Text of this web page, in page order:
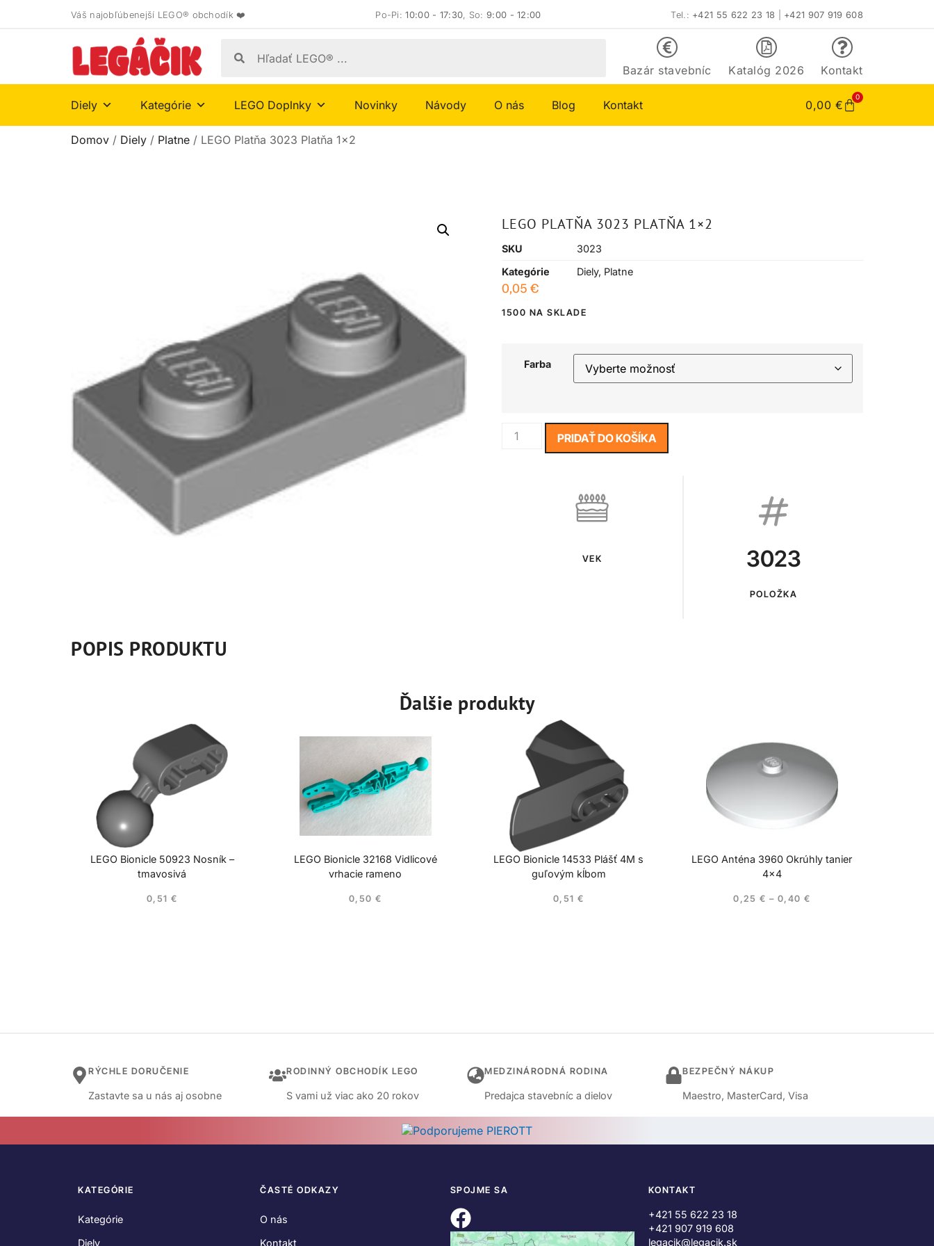
Váš najobľúbenejší LEGO® obchodík ❤️ Po-Pi:10:00 - 17:30, So:9:00 - 12:00 Tel.: +421 55 622 23 18 +421 907 919 608
Bazár stavebníc Katalóg 2026 Kontakt
Diely Kategórie LEGO Doplnky Novinky Návody O nás Blog Kontakt 0,00 €
0
Domov / Diely / Platne / LEGO Platňa 3023 Platňa 1×2
LEGO PLATŇA 3023 PLATŇA 1×2
SKU
3023
Kategórie
Diely, Platne
0,05 €
1500 NA SKLADE
Farba
PRIDAŤ DO KOŠÍKA
VEK 3023
POLOŽKA
POPIS PRODUKTU
Ďalšie produkty
LEGO Bionicle 50923 Nosník –
tmavosivá
0,51€
LEGO Bionicle 32168 Vidlicové
vrhacie rameno
0,50€
LEGO Bionicle 14533 Plášť 4M s
guľovým kĺbom
0,51€
LEGO Anténa 3960 Okrúhly tanier
4×4
0,25 € – 0,40 €
RÝCHLE DORUČENIE
Zastavte sa u nás aj osobne
RODINNÝ OBCHODÍK LEGO
S vami už viac ako 20 rokov
MEDZINÁRODNÁ RODINA
Predajca stavebníc a dielov
BEZPEČNÝ NÁKUP
Maestro, MasterCard, Visa
KATEGÓRIE
Kategórie
Diely
ČASTÉ ODKAZY
O nás
Kontakt
SPOJME SA KONTAKT
+421 55 622 23 18
+421 907 919 608
legacik@legacik.sk